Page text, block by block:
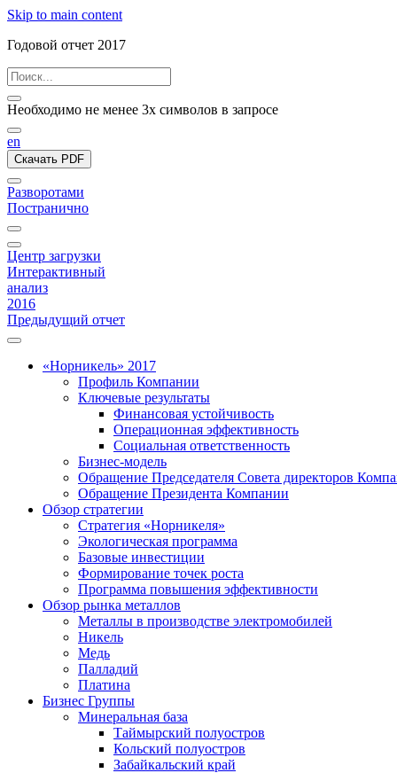
Skip to main content
Годовой отчет 2017
Необходимо не менее 3х символов в запросе
en
Скачать PDF
Разворотами
Постранично
Центр загрузки
Интерактивный
анализ
2016
Предыдущий отчет
«Норникель» 2017
Профиль Компании
Ключевые результаты
Финансовая устойчивость
Операционная эффективность
Социальная ответственность
Бизнес-модель
Обращение Председателя Совета директоров
Обращение Президента Компании
Обзор стратегии
Стратегия «Норникеля»
Экологическая программа
Базовые инвестиции
Формирование точек роста
Программа повышения эффективности
Обзор рынка металлов
Металлы в производстве электромобилей
Никель
Медь
Палладий
Платина
Бизнес Группы
Минеральная база
Таймырский полуостров
Кольский полуостров
Забайкальский край